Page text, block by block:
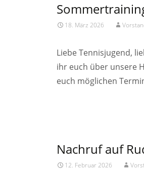
18. März 2026
Liebe Tennisjugend,
ihr euch über unsere
euch möglichen
Nachruf auf
12. Februar 2026